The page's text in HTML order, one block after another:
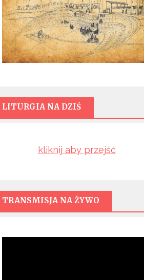
LITURGIA NA DZIŚ
kliknij aby przejść
TRANSMISJA NA ŻYWO